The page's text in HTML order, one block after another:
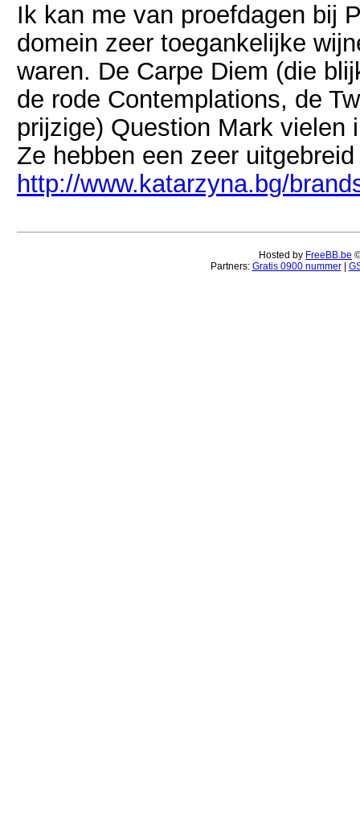
Ik kan me van proefdagen bij
domein zeer toegankelijke
waren. De Carpe Diem (die
de rode Contemplations, de
prijzige) Question Mark vielen
Ze hebben een zeer
http://www.katarzyna.bg/
Hosted by FreeBB.be
Partners: Gratis 0900 nummer|